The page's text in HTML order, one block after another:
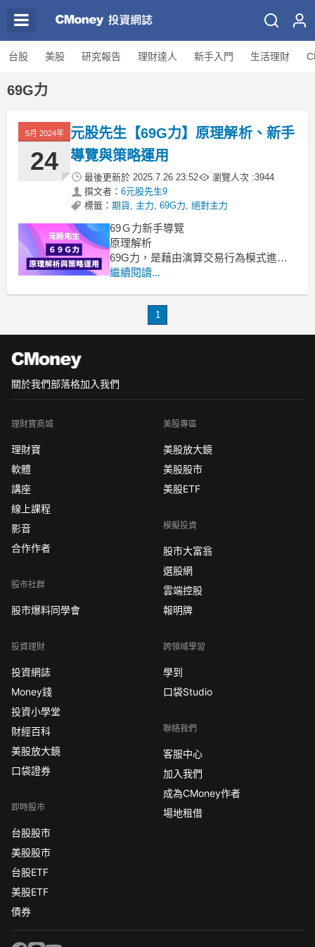
台股 美股 研究報告 理財達人 新手入門 生活理財
69G力
5月 2024年
24
元股先生【69G力】原理解析、新手
導覽與策略運用
最後更新於 2025.7.26 23:52 瀏覽人次 :3944
撰文者： 6元股先生9
標籤： 期貨, 主力, 69G力, 絕對主力
69Ｇ力新手導覽
原理解析
69G力，是藉由演算交易行為模式進行
量化數據顯示。
藉由數據讓用戶知道目前市場交易現
繼續閱讀...
1
關於我們部落格加入我們
理財寶商城
理財寶
軟體
講座
線上課程
影音
合作作者
股市社群
股市爆料同學會
投資理財
投資網誌
Money錢
投資小學堂
財經百科
美股放大鏡
口袋證券
即時股市
台股股市
美股股市
台股ETF
美股ETF
債券
美股專區
美股放大鏡
美股股市
美股ETF
模擬投資
股市大富翁
選股網
雲端控股
報明牌
跨領域學習
學到
口袋Studio
聯絡我們
客服中心
加入我們
成為CMoney作者
場地租借